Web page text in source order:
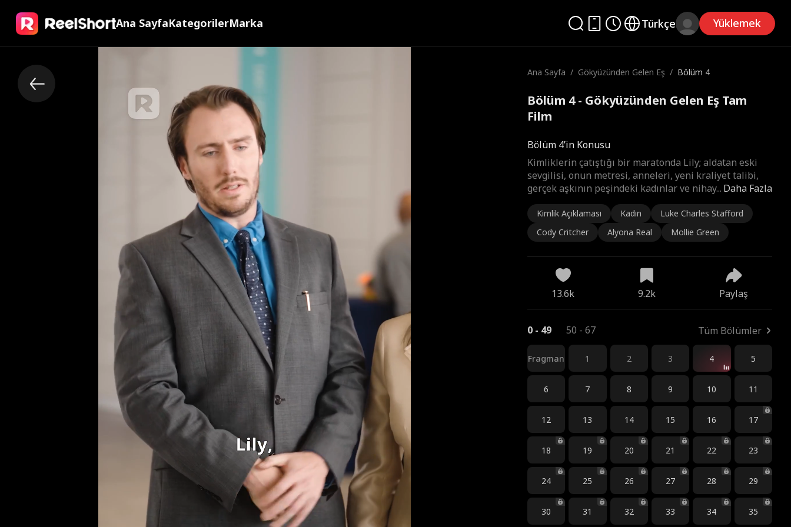
Ana SayfaKategorilerMarka Türkçe Yüklemek
Ana Sayfa / Gökyüzünden Gelen Eş / Bölüm 4
Bölüm 4 - Gökyüzünden Gelen Eş Tam
Film
Bölüm 4’in Konusu
Daha Fazla
Kimliklerin çatıştığı bir maratonda Lily; aldatan eski
sevgilisi, onun metresi, anneleri, yeni kraliyet talibi,
gerçek aşkının peşindeki kadınlar ve nihay...
Kimlik Açıklaması Kadın
Luke Charles Stafford
Cody Critcher
Alyona Real Mollie Green
13.6k 9.2k Paylaş
0 - 49 50 - 67 Tüm Bölümler
Fragman 1 2 3 4 5
6 7 8 9 10 11
12 13 14 15 16 17
18 19 20 21 22 23
24 25 26 27 28 29
30 31 32 33 34 35